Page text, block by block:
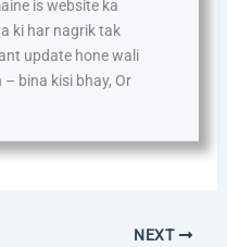
is website ka
ki har nagrik tak
update hone wali
bina kisi bhay, Or
NEXT